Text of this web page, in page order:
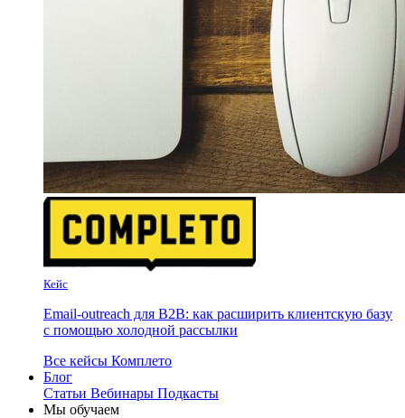
Кейс
Email-outreach для B2B: как расширить клиентскую базу
с помощью холодной рассылки
Все кейсы Комплето
Блог
Статьи Вебинары Подкасты
Мы обучаем